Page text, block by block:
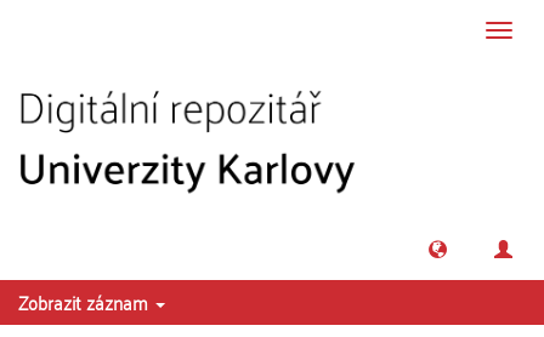
Zobrazit záznam